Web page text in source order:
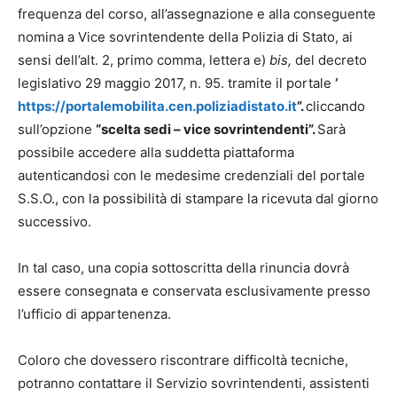
frequenza del corso, all’assegnazione e alla conseguente
nomina a Vice sovrintendente della Polizia di Stato, ai
sensi dell’alt. 2, primo comma, lettera e) bis, del decreto
legislativo 29 maggio 2017, n. 95. tramite il portale ‘
https://portalemobilita.cen.poliziadistato.it”.cliccando
sull’opzione “scelta sedi – vice sovrintendenti”.Sarà
possibile accedere alla suddetta piattaforma
autenticandosi con le medesime credenziali del portale
S.S.O., con la possibilità di stampare la ricevuta dal giorno
successivo.
In tal caso, una copia sottoscritta della rinuncia dovrà
essere consegnata e conservata esclusivamente presso
l’ufficio di appartenenza.
Coloro che dovessero riscontrare difficoltà tecniche,
potranno contattare il Servizio sovrintendenti, assistenti